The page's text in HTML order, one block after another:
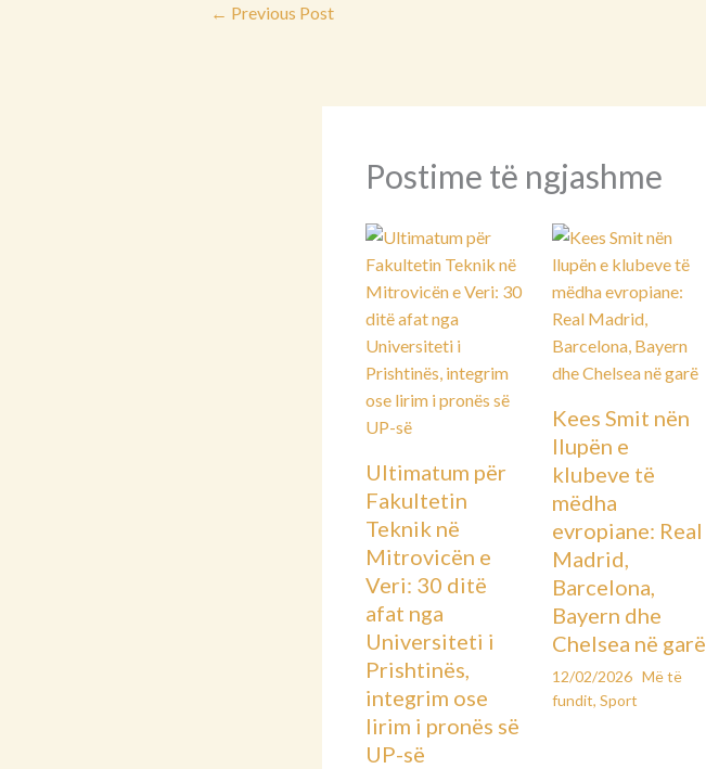
← Previous Post
Postime të ngjashme
Ultimatum për
Fakultetin
Teknik në
Mitrovicën e
Veri: 30 ditë
afat nga
Universiteti i
Prishtinës,
integrim ose
lirim i pronës së
UP-së
Kees Smit nën
llupën e
klubeve të
mëdha
evropiane: Real
Madrid,
Barcelona,
Bayern dhe
Chelsea në garë
12/02/2026 Më të
fundit, Sport